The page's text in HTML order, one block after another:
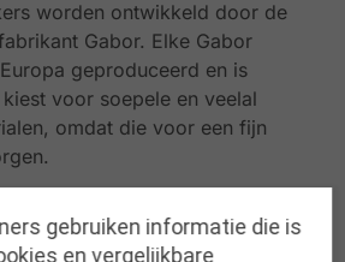
worden ontwikkeld door de
Gabor. Elke Gabor
geproduceerd en is
voor soepele en veelal
omdat die voor een fijn
schoenen verbeteren de
De schoenen zijn heel licht en
gebruiken informatie die is
en vergelijkbare